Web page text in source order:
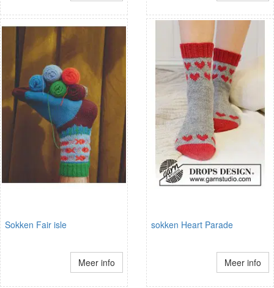
Sokken Fair isle
Meer info
sokken Heart Parade
Meer info